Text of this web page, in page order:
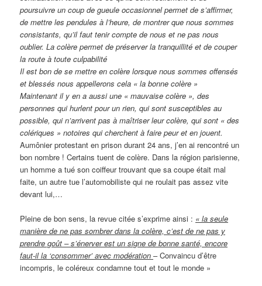
poursuivre un coup de gueule occasionnel permet de s’affirmer,
de mettre les pendules à l’heure, de montrer que nous sommes
consistants, qu’il faut tenir compte de nous et ne pas nous
oublier. La colère permet de préserver la tranquillité et de couper
la route à toute culpabilité
Il est bon de se mettre en colère lorsque nous sommes offensés
et blessés nous appellerons cela « la bonne colère »
Maintenant il y en a aussi une « mauvaise colère », des
personnes qui hurlent pour un rien, qui sont susceptibles au
possible, qui n’arrivent pas à maîtriser leur colère, qui sont « des
colériques » notoires qui cherchent à faire peur et en jouent.
Aumônier protestant en prison durant 24 ans, j’en ai rencontré un
bon nombre ! Certains tuent de colère. Dans la région parisienne,
un homme a tué son coiffeur trouvant que sa coupe était mal
faite, un autre tue l’automobiliste qui ne roulait pas assez vite
devant lui,…
Pleine de bon sens, la revue citée s’exprime ainsi : « la seule
manière de ne pas sombrer dans la colère, c’est de ne pas y
prendre goût – s’énerver est un signe de bonne santé, encore
faut-il la ‘consommer’ avec modération – Convaincu d’être
incompris, le coléreux condamne tout et tout le monde »